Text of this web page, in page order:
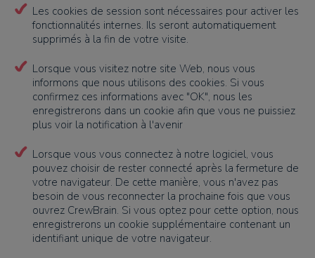
Les cookies de session sont nécessaires pour activer les
fonctionnalités internes. Ils seront automatiquement
supprimés à la fin de votre visite.
Lorsque vous visitez notre site Web, nous vous
informons que nous utilisons des cookies. Si vous
confirmez ces informations avec "OK", nous les
enregistrerons dans un cookie afin que vous ne puissiez
plus voir la notification à l'avenir
Lorsque vous vous connectez à notre logiciel, vous
pouvez choisir de rester connecté après la fermeture de
votre navigateur. De cette manière, vous n'avez pas
besoin de vous reconnecter la prochaine fois que vous
ouvrez CrewBrain. Si vous optez pour cette option, nous
enregistrerons un cookie supplémentaire contenant un
identifiant unique de votre navigateur.